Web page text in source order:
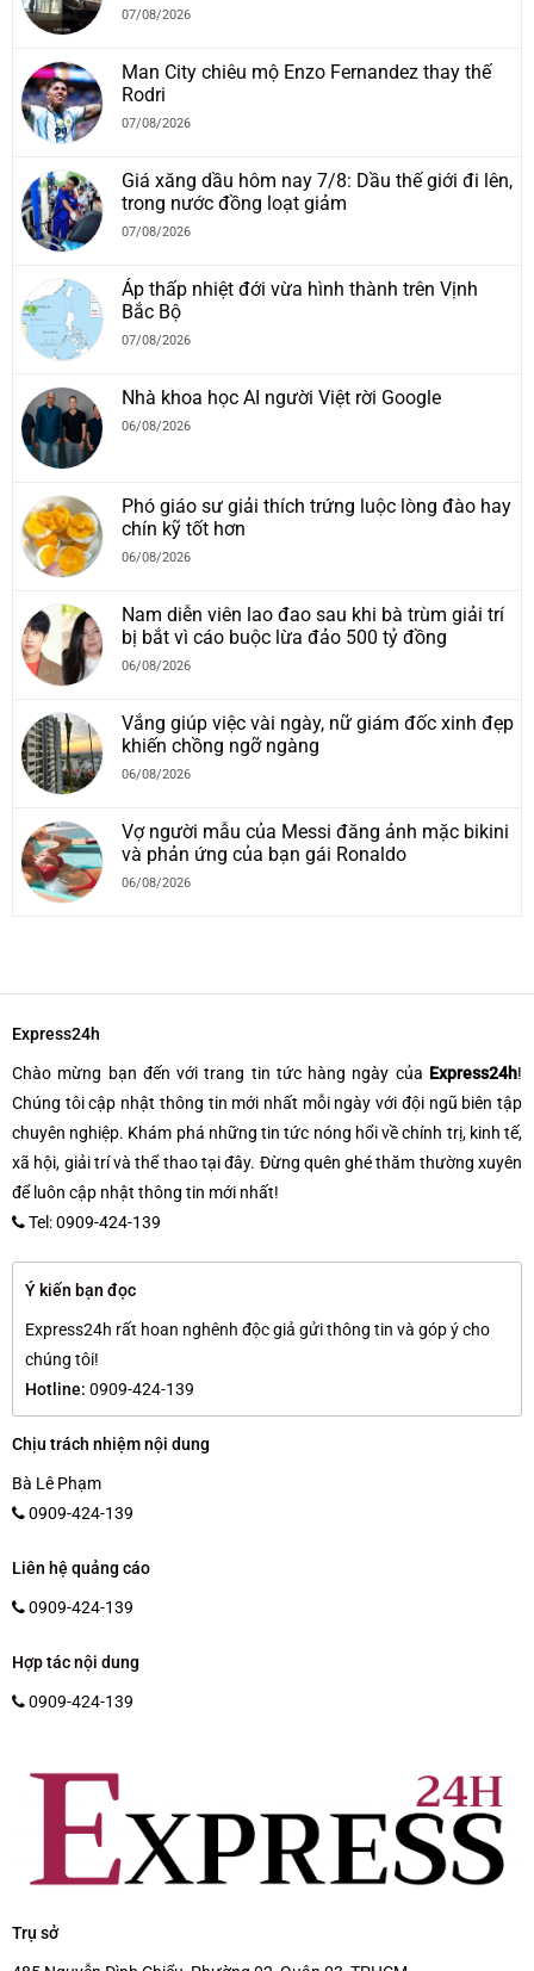
07/08/2026
Man City chiêu mộ Enzo Fernandez thay thế
Rodri
07/08/2026
Giá xăng dầu hôm nay 7/8: Dầu thế giới đi lên,
trong nước đồng loạt giảm
07/08/2026
Áp thấp nhiệt đới vừa hình thành trên Vịnh
Bắc Bộ
07/08/2026
Nhà khoa học AI người Việt rời Google
06/08/2026
Phó giáo sư giải thích trứng luộc lòng đào hay
chín kỹ tốt hơn
06/08/2026
Nam diễn viên lao đao sau khi bà trùm giải trí
bị bắt vì cáo buộc lừa đảo 500 tỷ đồng
06/08/2026
Vắng giúp việc vài ngày, nữ giám đốc xinh đẹp
khiến chồng ngỡ ngàng
06/08/2026
Vợ người mẫu của Messi đăng ảnh mặc bikini
và phản ứng của bạn gái Ronaldo
06/08/2026
Express24h
Chào mừng bạn đến với trang tin tức hàng ngày của Express24h!
Chúng tôi cập nhật thông tin mới nhất mỗi ngày với đội ngũ biên tập
chuyên nghiệp. Khám phá những tin tức nóng hổi về chính trị, kinh tế,
xã hội, giải trí và thể thao tại đây. Đừng quên ghé thăm thường xuyên
để luôn cập nhật thông tin mới nhất!
Tel: 0909-424-139
Ý kiến bạn đọc
Express24h rất hoan nghênh độc giả gửi thông tin và góp ý cho
chúng tôi!
Hotline: 0909-424-139
Chịu trách nhiệm nội dung
Bà Lê Phạm
0909-424-139
Liên hệ quảng cáo
0909-424-139
Hợp tác nội dung
0909-424-139
Trụ sở